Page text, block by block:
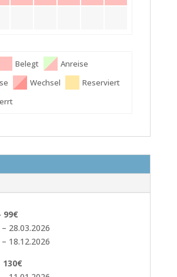
Belegt
Anreise
Wechsel
Reserviert
99€
28.03.2026
18.12.2026
130€